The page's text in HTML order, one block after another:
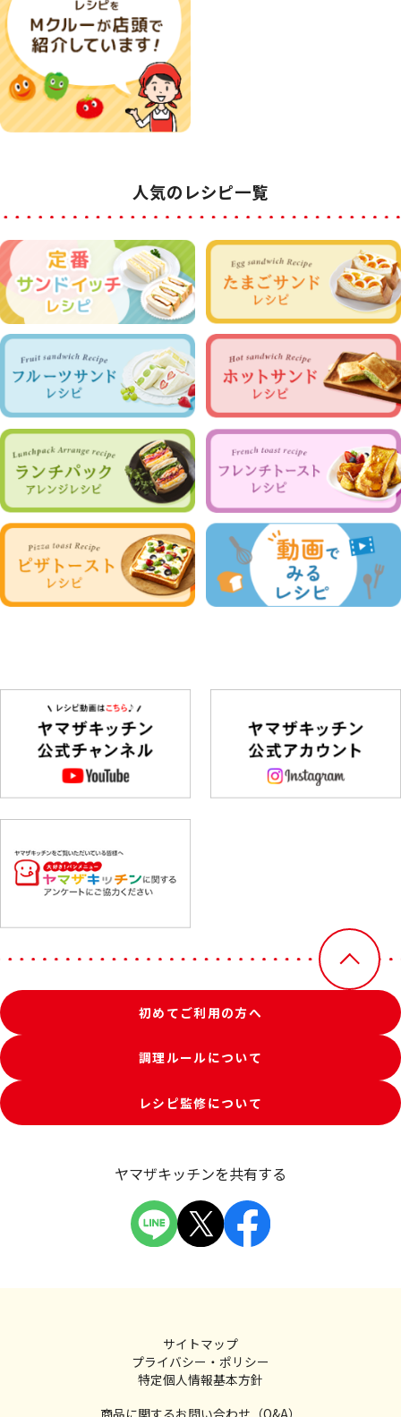
人気のレシピ一覧
初めてご利用の方へ
調理ルールについて
レシピ監修について
ヤマザキッチンを共有する
サイトマップ
プライバシー・ポリシー
特定個人情報基本方針
商品に関するお問い合わせ（Q&A）